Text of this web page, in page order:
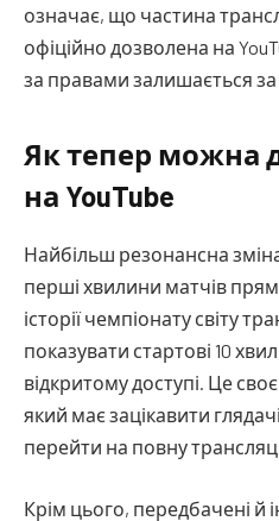
означає, що частина
офіційно дозволена на
за правами залишається
Як тепер можна
на YouTube
Найбільш резонансна
перші хвилини матчів
історії чемпіонату світу
показувати стартові 10
відкритому доступі. Це
який має зацікавити
перейти на повну
Крім цього, передбачені й